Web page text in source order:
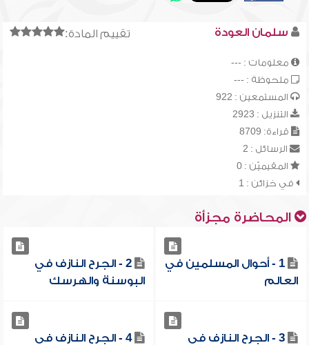
تقييم المادة: سلمان العودة
معلومات : ---
ملحوظة : ---
المستمعين : 922
التنزيل : 2923
قراءة: 8709
الرسائل : 2
المقيميّن : 0
في خزائن : 1
المحاضرة مجزأة
1 - أحوال المسلمين في
العالم
2 - الجرح النازف في
البوسنة والهرسك
3 - الجرح النازف في
4 - الجرح النازف في